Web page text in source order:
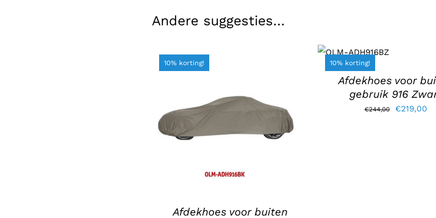
Andere suggesties…
10% korting!
TOEVOEGEN AAN WINKELWAGEN
Afdekhoes voor buiten
10% korting!
AAN
WINKELWAGEN
Afdekhoes voor
gebruik 916
€244,00 €219,00